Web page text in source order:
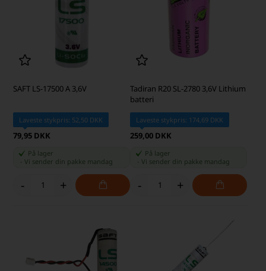
SAFT LS-17500 A 3,6V
Laveste stykpris: 52,50 DKK
79,95 DKK
På lager
-Vi sender din pakke mandag
- +
Tadiran R20 SL-2780 3,6V Lithium
batteri
Laveste stykpris: 174,69 DKK
259,00 DKK
På lager
Vi sender din pakke mandag
- +